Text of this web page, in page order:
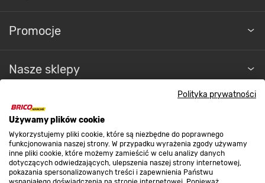
Polityka prywatności
Używamy plików cookie
Wykorzystujemy pliki cookie, które są niezbędne do poprawnego
funkcjonowania naszej strony. W przypadku wyrażenia zgody używamy
inne pliki cookie, które możemy zamieścić w celu analizy danych
dotyczących odwiedzających, ulepszenia naszej strony internetowej,
pokazania spersonalizowanych treści i zapewnienia Państwu
Promocje
Nasze sklepy
O nas
Kontakt do sklepu